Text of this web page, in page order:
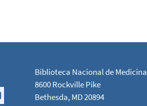
Biblioteca Nacional de Medicina
8600 Rockville Pike
Bethesda, MD 20894